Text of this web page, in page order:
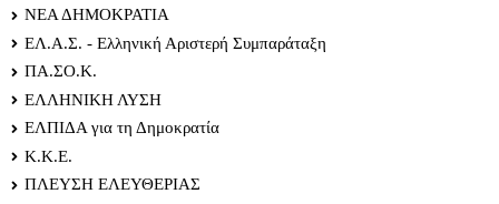
ΝΕΑ ΔΗΜΟΚΡΑΤΙΑ
ΕΛ.Α.Σ. - Ελληνική Αριστερή Συμπαράταξη
ΠΑ.ΣΟ.Κ.
ΕΛΛΗΝΙΚΗ ΛΥΣΗ
ΕΛΠΙΔΑ για τη Δημοκρατία
Κ.Κ.Ε.
ΠΛΕΥΣΗ ΕΛΕΥΘΕΡΙΑΣ